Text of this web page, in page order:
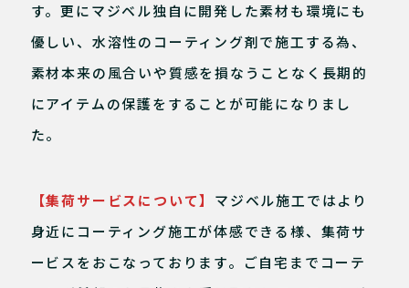
す。更にマジベル独自に開発した素材も環境にも
優しい、水溶性のコーティング剤で施工する為、
素材本来の風合いや質感を損なうことなく長期的
にアイテムの保護をすることが可能になりまし
た。
【集荷サービスについて】 マジベル施工ではより
身近にコーティング施工が体感できる様、集荷サ
ービスをおこなっております。ご自宅までコーテ